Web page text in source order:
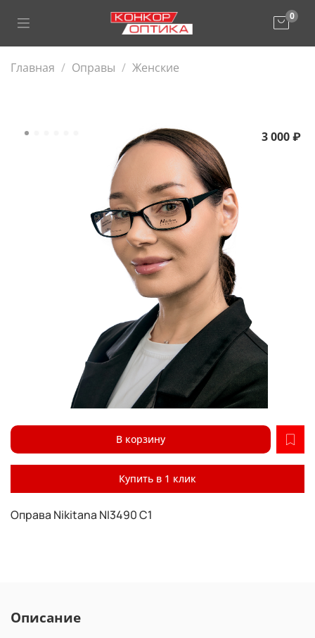
0
Главная Оправы Женские
Оправа Nikitana NI3490 C1
3 000 ₽
В корзину
Купить в 1 клик
Описание